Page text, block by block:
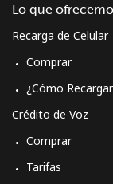
Lo que
Recarga de Celular
Comprar
¿Cómo
Crédito de Voz
Comprar
Tarifas